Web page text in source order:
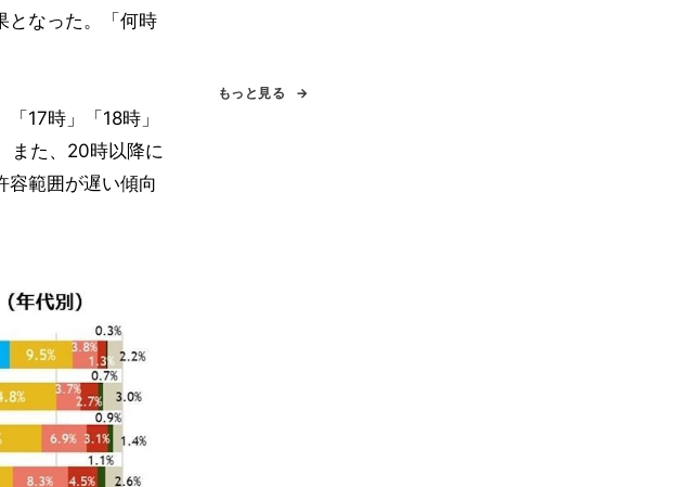
となった。「何時
17時」「18時」
また、20時以降に
容範囲が遅い傾向
もっと見る